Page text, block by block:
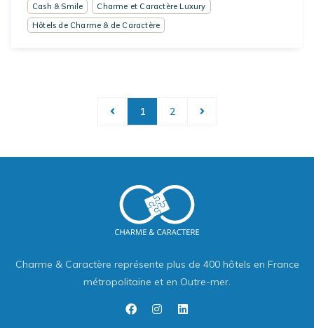
Cash & Smile
Charme et Caractère Luxury
Hôtels de Charme & de Caractère
1 2
Charme & Caractère représente plus de 400 hôtels en France
métropolitaine et en Outre-mer.